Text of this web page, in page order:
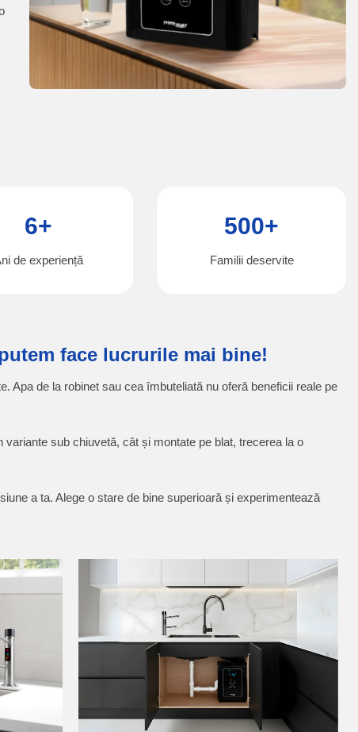
6+
de experiență
500+
Familii deservite
face lucrurile mai bine!
Apa de la robinet sau cea îmbuteliată nu oferă beneficii reale pe
sub chiuvetă, cât și montate pe blat, trecerea la o
a ta. Alege o stare de bine superioară și experimentează